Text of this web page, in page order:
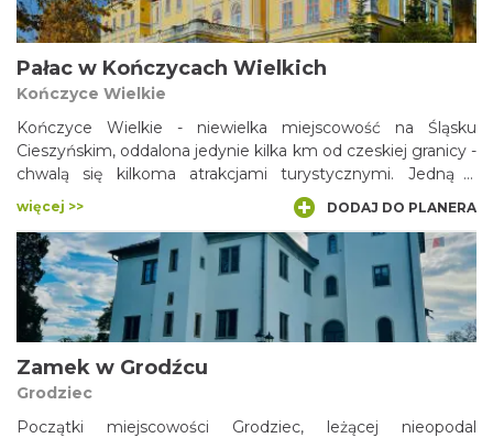
zabudowania gospodarcze.
Pałac w Kończycach Wielkich
Kończyce Wielkie
Kończyce Wielkie - niewielka miejscowość na Śląsku
Cieszyńskim, oddalona jedynie kilka km od czeskiej granicy -
chwalą się kilkoma atrakcjami turystycznymi. Jedną z
najciekawszych jest otoczony parkiem krajobrazowym
barokowo-klasycystyczny pałac, zwany pałacem „Dobrej
Pani”. Skąd ta nazwa? Ostatnią właścicielką tutejszego
majątku była Gabriela von Thun-Hohenstein – arystokratka
znana z działalności charytatywnej.
więcej >> DODAJ DO PLANERA
Zamek w Grodźcu
Grodziec
Początki miejscowości Grodziec, leżącej nieopodal